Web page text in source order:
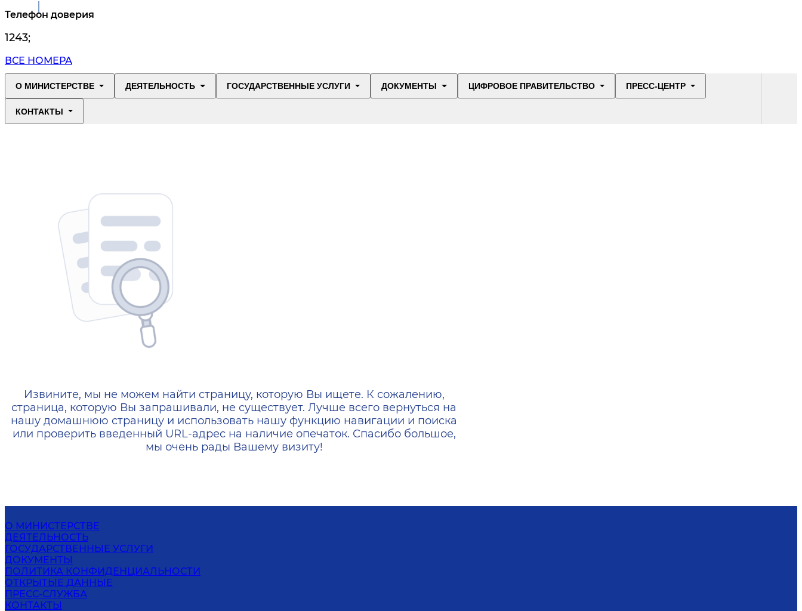
Телефон доверия
1243;
ВСЕ НОМЕРА
О МИНИСТЕРСТВЕ ДЕЯТЕЛЬНОСТЬ ГОСУДАРСТВЕННЫЕ УСЛУГИ ДОКУМЕНТЫ ЦИФРОВОЕ ПРАВИТЕЛЬСТВО ПРЕСС-ЦЕНТР
КОНТАКТЫ
404 — Страница не найдена
Извините, мы не можем найти страницу, которую Вы ищете. К сожалению,
страница, которую Вы запрашивали, не существует. Лучше всего вернуться на
нашу домашнюю страницу и использовать нашу функцию навигации и поиска
или проверить введенный URL-адрес на наличие опечаток. Спасибо большое,
мы очень рады Вашему визиту!
О МИНИСТЕРСТВЕ
ДЕЯТЕЛЬНОСТЬ
ГОСУДАРСТВЕННЫЕ УСЛУГИ
ДОКУМЕНТЫ
ПОЛИТИКА КОНФИДЕНЦИАЛЬНОСТИ
ОТКРЫТЫЕ ДАННЫЕ
ПРЕСС-СЛУЖБА
КОНТАКТЫ